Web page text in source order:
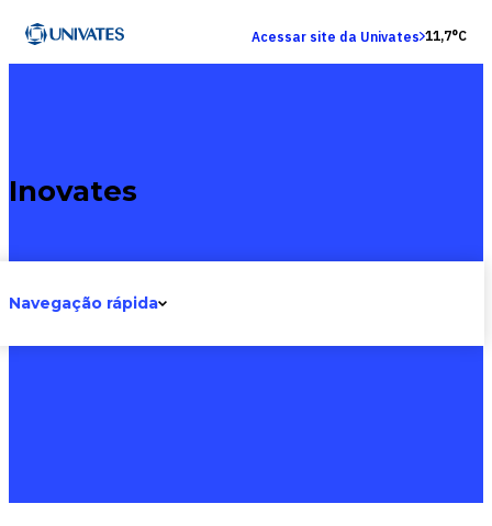
Acessar site da Univates 11,7°C
Inovates
Navegação rápida